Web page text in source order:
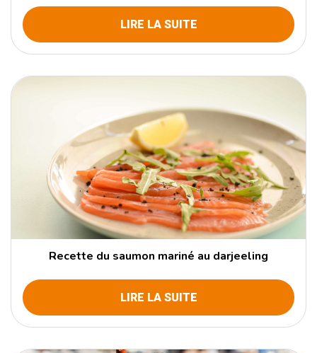
Entrée
Pour l'apéritif
LIRE LA SUITE
Recette du saumon mariné au darjeeling
LIRE LA SUITE